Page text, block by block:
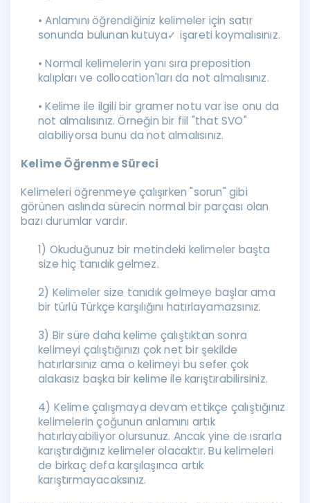
• Anlamını öğrendiğiniz kelimeler için satır
sonunda bulunan kutuya✓ işareti koymalısınız.
• Normal kelimelerin yanı sıra preposition
kalıpları ve collocation'ları da not almalısınız.
• Kelime ile ilgili bir gramer notu var ise onu da
not almalısınız. Örneğin bir fiil "that SVO"
alabiliyorsa bunu da not almalısınız.
Kelime Öğrenme Süreci
Kelimeleri öğrenmeye çalışırken "sorun" gibi
görünen aslında sürecin normal bir parçası olan
bazı durumlar vardır.
1) Okuduğunuz bir metindeki kelimeler başta
size hiç tanıdık gelmez.
2) Kelimeler size tanıdık gelmeye başlar ama
bir türlü Türkçe karşılığını hatırlayamazsınız.
3) Bir süre daha kelime çalıştıktan sonra
kelimeyi çalıştığınızı çok net bir şekilde
hatırlarsınız ama o kelimeyi bu sefer çok
alakasız başka bir kelime ile karıştırabilirsiniz.
4) Kelime çalışmaya devam ettikçe çalıştığınız
kelimelerin çoğunun anlamını artık
hatırlayabiliyor olursunuz. Ancak yine de ısrarla
karıştırdığınız kelimeler olacaktır. Bu kelimeleri
de birkaç defa karşılaşınca artık
karıştırmayacaksınız.